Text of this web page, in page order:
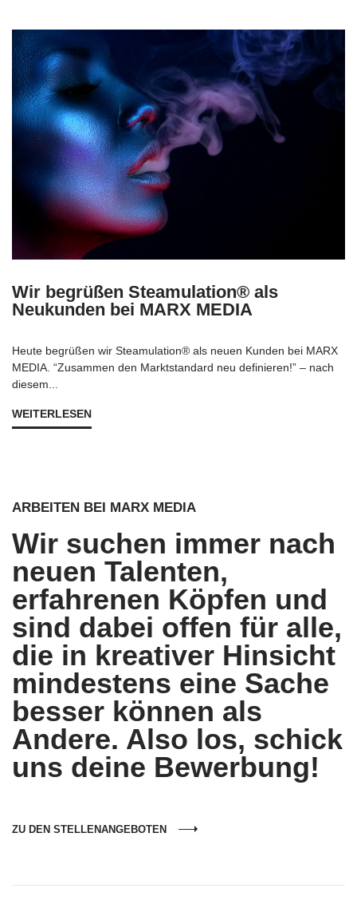
Wir begrüßen Steamulation® als
Neukunden bei MARX MEDIA
Heute begrüßen wir Steamulation® als neuen Kunden bei MARX
MEDIA. “Zusammen den Marktstandard neu definieren!” – nach
diesem...
WEITERLESEN
ARBEITEN BEI MARX MEDIA
Wir suchen immer nach
neuen Talenten,
erfahrenen Köpfen und
sind dabei offen für alle,
die in kreativer Hinsicht
mindestens eine Sache
besser können als
Andere. Also los, schick
uns deine Bewerbung!
ZU DEN STELLENANGEBOTEN